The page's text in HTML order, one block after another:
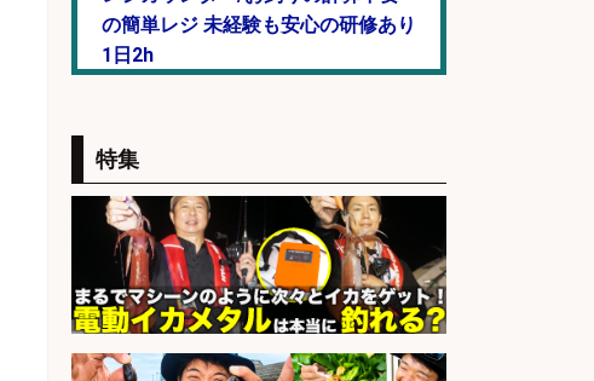
の簡単レジ 未経験も安心の研修あり
1日2h
レジカウンター/夕方勤務で時給UP
お釣りの計算不要の簡単レジ1日2時
間
会社名 オーケー株式会社
sponsored by 求人ボックス
特集